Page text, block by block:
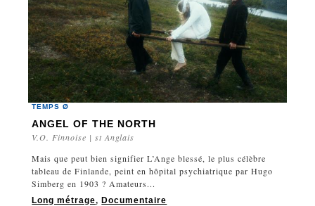
TEMPS Ø
ANGEL OF THE NORTH
V.O. Finnoise | st Anglais
Mais que peut bien signifier L’Ange blessé, le plus célèbre
tableau de Finlande, peint en hôpital psychiatrique par Hugo
Simberg en 1903 ? Amateurs...
Long métrage,Documentaire